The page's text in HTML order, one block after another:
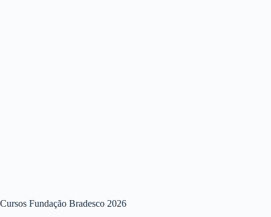
Cursos Fundação Bradesco 2026